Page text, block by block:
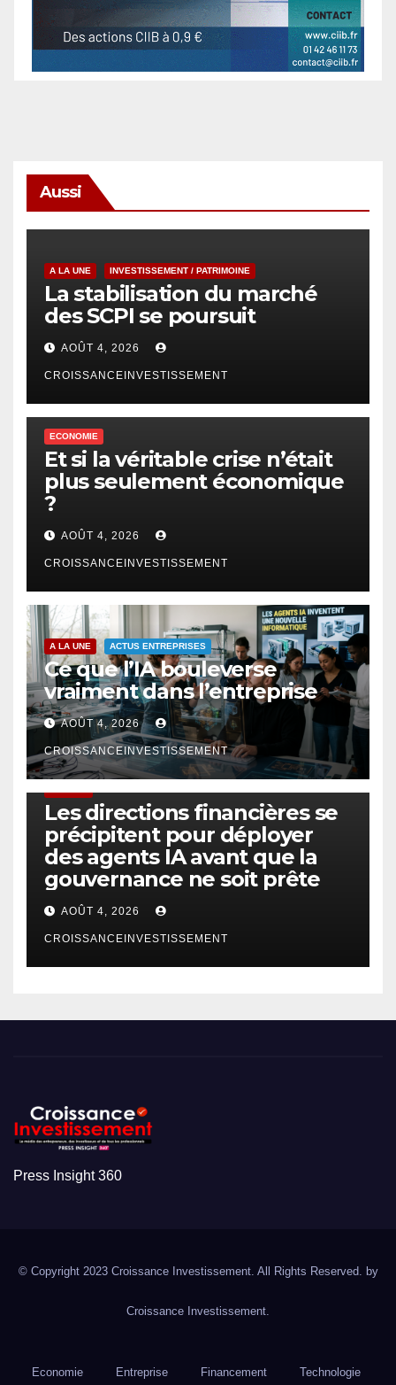
Aussi
A LA UNE INVESTISSEMENT / PATRIMOINE
La stabilisation du marché
des SCPI se poursuit
AOÛT 4, 2026
CROISSANCEINVESTISSEMENT
ECONOMIE
Et si la véritable crise n’était
plus seulement économique
?
AOÛT 4, 2026
CROISSANCEINVESTISSEMENT
A LA UNE ACTUS ENTREPRISES
Ce que l’IA bouleverse
vraiment dans l’entreprise
AOÛT 4, 2026
CROISSANCEINVESTISSEMENT
Les directions financières se
précipitent pour déployer
des agents IA avant que la
gouvernance ne soit prête
AOÛT 4, 2026
CROISSANCEINVESTISSEMENT
Press Insight 360
© Copyright 2023 Croissance Investissement. All Rights Reserved. by
Croissance Investissement.
Economie Entreprise Financement Technologie